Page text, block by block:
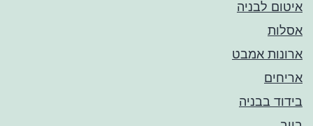
איטום לבניה
אסלות
ארונות אמבט
אריחים
בידוד בבניה